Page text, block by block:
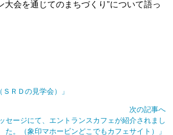
大会を通じてのまちづくり”について語っ
ＲＤの見学会）」
次の記事へ
セージにて、エントランスカフェが紹介されまし
た。（象印マホービンどこでもカフェサイト）」